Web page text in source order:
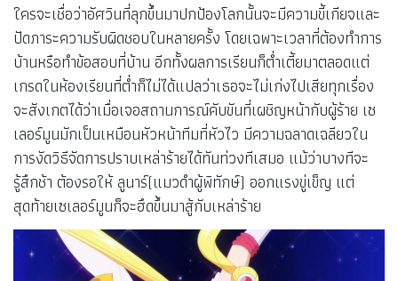
ใครจะเชื่อว่าอัศวินที่ลุกขึ้นมาปกป้องโลกนั้นจะมีความขี้เกียจและ
ปัดภาระความรับผิดชอบในหลายครั้ง โดยเฉพาะเวลาที่ต้องทำการ
บ้านหรือทำข้อสอบที่บ้าน อีกทั้งผลการเรียนก็ต่ำเตี้ยมาตลอดแต่
เกรดในห้องเรียนที่ต่ำก็ไม่ได้แปลว่าเธอจะไม่เก่งไปเสียทุกเรื่อง
จะสังเกตได้ว่าเมื่อเจอสถานการณ์คับขันที่เผชิญหน้ากับผู้ร้าย เซ
เลอร์มูนมักเป็นเหมือนหัวหน้าทีมที่หัวไว มีความฉลาดเฉลียวใน
การงัดวิธีจัดการปราบเหล่าร้ายได้ทันท่วงทีเสมอ แม้ว่าบางทีจะ
รู้สึกช้า ต้องรอให้ ลูนาร์(แมวดำผู้พิทักษ์) ออกแรงขู่เข็ญ แต่
สุดท้ายเซเลอร์มูนก็จะฮึดขึ้นมาสู้กับเหล่าร้าย